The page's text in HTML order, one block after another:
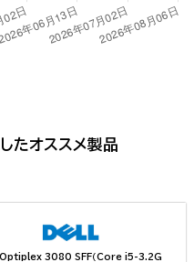
たオススメ製品
Optiplex 3080 SFF（Core i5-3.2G